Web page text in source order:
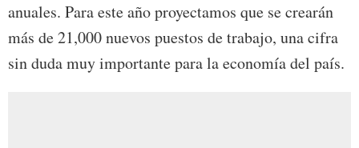
anuales. Para este año proyectamos que se crearán
más de 21,000 nuevos puestos de trabajo, una cifra
sin duda muy importante para la economía del país.